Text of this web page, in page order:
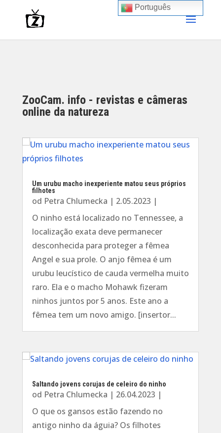
ZooCam. info - revistas e câmeras
online da natureza
Um urubu macho inexperiente matou seus próprios
filhotes
od Petra Chlumecka | 2.05.2023 |
O ninho está localizado no Tennessee, a
localização exata deve permanecer
desconhecida para proteger a fêmea
Angel e sua prole. O anjo fêmea é um
urubu leucístico de cauda vermelha muito
raro. Ela e o macho Mohawk fizeram
ninhos juntos por 5 anos. Este ano a
fêmea tem um novo amigo. [insertor...
Saltando jovens corujas de celeiro do ninho
od Petra Chlumecka | 26.04.2023 |
O que os gansos estão fazendo no
antigo ninho da águia? Os filhotes
Português